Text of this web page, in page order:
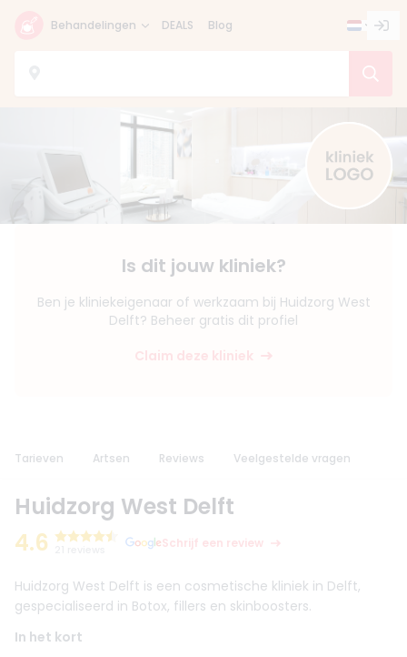
Behandelingen DEALS Blog
Is dit jouw kliniek?
Ben je kliniekeigenaar of werkzaam bij Huidzorg West
Delft? Beheer gratis dit profiel
Claim deze kliniek
Tarieven Artsen Reviews Veelgestelde vragen
Huidzorg West Delft
4.6
Schrijf een review
Huidzorg West Delft is een cosmetische kliniek in Delft,
gespecialiseerd in Botox, fillers en skinboosters.
In het kort